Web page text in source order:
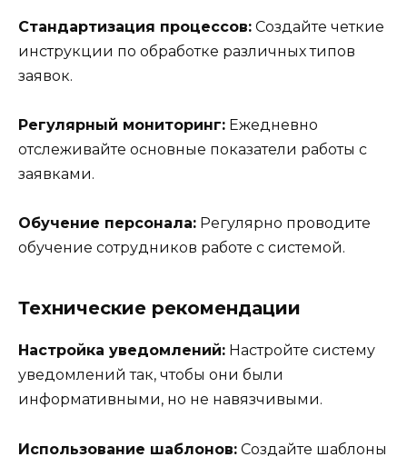
Стандартизация процессов: Создайте четкие
инструкции по обработке различных типов
заявок.
Регулярный мониторинг: Ежедневно
отслеживайте основные показатели работы с
заявками.
Обучение персонала: Регулярно проводите
обучение сотрудников работе с системой.
Технические рекомендации
Настройка уведомлений: Настройте систему
уведомлений так, чтобы они были
информативными, но не навязчивыми.
Использование шаблонов: Создайте шаблоны